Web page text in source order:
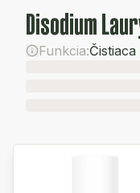
Disodium
Funkcia:Čistiaca